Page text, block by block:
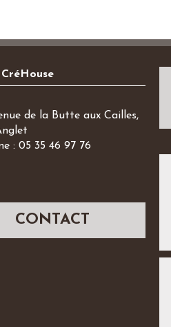
de la Butte aux Cailles,
: 05 35 46 97 76
CONTACT